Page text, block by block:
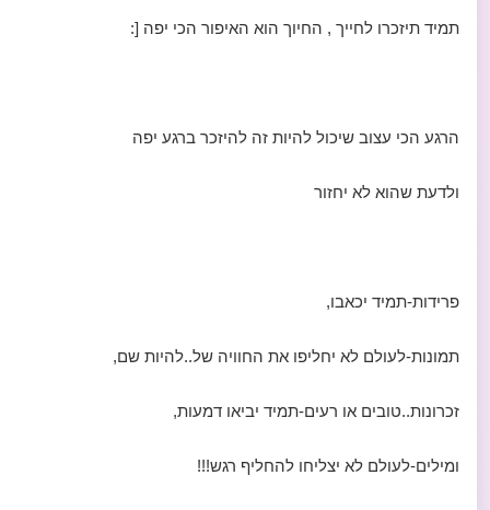
תמיד תיזכרו לחייך , החיוך הוא האיפור הכי יפה [:
הרגע הכי עצוב שיכול להיות זה להיזכר ברגע יפה
ולדעת שהוא לא יחזור
פרידות-תמיד יכאבו,
תמונות-לעולם לא יחליפו את החוויה של..להיות שם,
זכרונות..טובים או רעים-תמיד יביאו דמעות,
ומילים-לעולם לא יצליחו להחליף רגש!!!